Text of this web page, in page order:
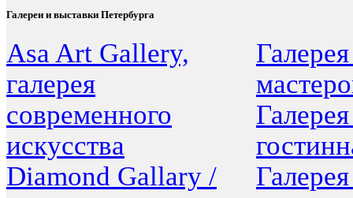
Галереи и выставки Петербурга
Asa Art Gallery,
галерея
современного
искусства
Diamond Gallary /